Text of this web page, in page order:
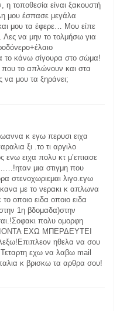
τοποθεσία είναι ξακουστή
μου έσπασε μεγάλα
μου τα έφερε… Μου είπε
να μην το τολμήσω για
το κάνω σίγουρα στο σώμα!
που το απλώνουν και στα
μου τα ξηράνει;
κ εγω περυσι ειχα
ξι .το τι αργιλο
ειχα πολυ κτ μ’επιασε
μια στιγμη που
στενοχωριεμαι λιγο.εγω
με το νερακι κ απλωνα
οποιο ειδα οποιο ειδα
1η βδομαδα)στην
πολυ ομορφη
ΕΧΩ ΜΠΕΡΔΕΥΤΕΙ
ηθελα να σου
εχω να λαβω mail
κ βρισκω τα αρθρα σου!